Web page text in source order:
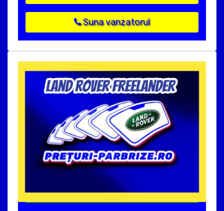
Suna vanzatorul